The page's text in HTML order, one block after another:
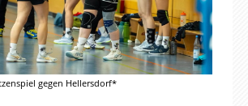
gegen Hellersdorf*